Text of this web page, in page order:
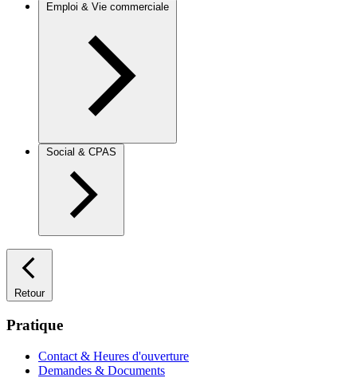
Emploi & Vie commerciale
Social & CPAS
Retour
Pratique
Contact & Heures d'ouverture
Demandes & Documents